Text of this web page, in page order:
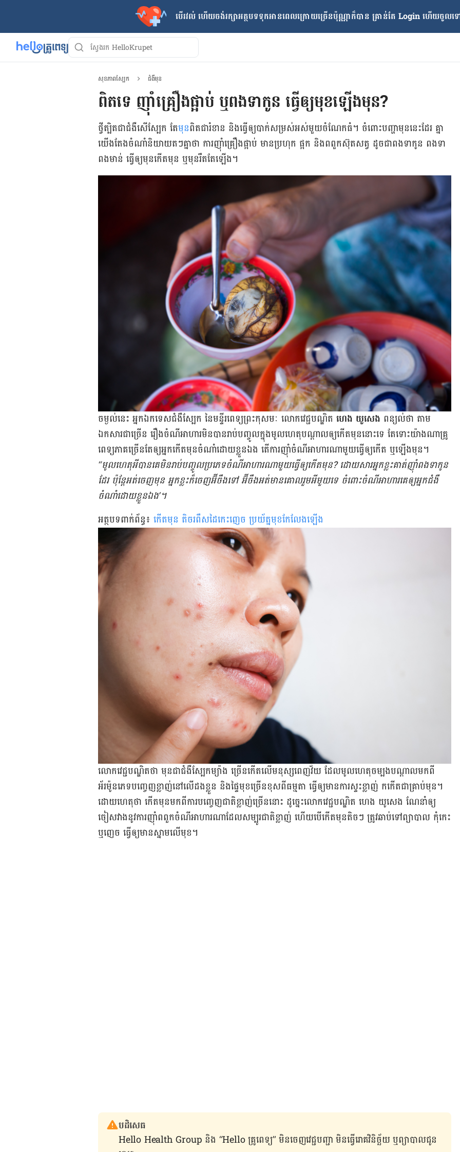
បើរវល់ ហើយចង់​រក្សាអត្ថបទទុកអានពេលក្រោយ​ច្រើនប៉ុណ្ណាក៏បាន គ្រាន់តែ​ Login ហើយចូលទ
សុខភាពស្បែក ជំងឺមុន
ពិត​ទេ ញ៉ាំ​គ្រឿង​ផ្អាប់ ឬ​ពង​ទា​កូន ធ្វើ​ឲ្យ​មុខ​ឡើង​មុន?
ថ្វី​ត្បិត​ជា​ជំងឺ​សើ​ស្បែក តែ​មុន​ពិត​ជា​រំខាន និង​ធ្វើ​ឲ្យ​បាក់​សម្រស់​អស់​មួយ​ចំណែក​ធំ។ ចំពោះ​បញ្ហា​មុន​នេះ​ដែរ គ្នា​
យើង​តែ​ងចំណាំ​និយាយ​តៗ​គ្នា​ថា ការ​ញ៉ាំ​គ្រឿង​ផ្អាប់ មាន​ប្រហុក ផ្អក និងពពួកស៊ុត​សត្វ ដូចជា​ពងទា​កូន ពងទា
ពងមាន់ ធ្វើឲ្យ​មុន​កើត​មុន ឬ​មុន​រឹត​តែ​ឡើង។
ចម្ងល់​នេះ អ្នក​ឯកទេស​ជំងឺ​ស្បែក នៃ​មន្ទីរពេទ្យ​ព្រះកុសមៈ លោក​វេជ្ជបណ្ឌិត ហេង យូសេង ពន្យល់​ថា តាម​
ឯកសារ​ជា​ច្រើន រឿង​ចំណី​អាហារ​មិន​បាន​រាប់​បញ្ចូល​ក្នុង​មូលហេតុ​បណ្តាល​ឲ្យ​កើត​មុន​នោះ​ទេ តែ​ទោះ​យ៉ាង​ណា​គ្រូ
ពេទ្យ​ភាគ​ច្រើន​តែ​ឲ្យ​អ្នក​កើត​មុន​ចំណាំ​ដោយ​ខ្លួន​ឯង តើ​ការ​ញ៉ាំ​ចំណី​អាហារ​ណា​មួយ​ធ្វើ​ឲ្យ​កើត ឬ​ឡើង​មុន។
“មូល​ហេតុអី​បាន​គេ​មិន​រាប់​បញ្ចូល​ប្រភេទ​ចំណី​អាហារ​ណា​មួយ​ធ្វើ​ឲ្យ​កើត​មុន? ដោយសារ​អ្នក​ខ្លះ​គាត់​ញ៉ាំ​ពងទា​កូន​
ដែរ ប៉ុន្តែ​អត់​ចេញ​មុន អ្នក​ខ្លះ​ក៏​ចេញ​អ៊ីចឹង​ទៅ អ៊ីចឹង​អត់​មាន​គោល​រួមអី​មួយ​ទេ ចំពោះ​ចំណី​អាហារ​គេ​ឲ្យ​អ្នក​ជំងឺ​
ចំណាំ​ដោយ​ខ្លួន​ឯង’។
អត្ថបទពាក់ព័ន្ធ៖ កើត​មុន តិច​រពឹសដៃកេះ​ញេច ប្រយ័ត្ន​មុខ​កែ​លែង​ឡើង
លោក​វេជ្ជ​បណ្ឌិតថា មុន​ជា​ជំងឺ​ស្បែក​ម្យ៉ាង ច្រើន​កើត​លើ​មនុស្ស​ពេញ​វ័យ ដែល​មូលហេតុចម្បង​បណ្តាល​មកពី​​
អ័រម៉ូន​ភេទ​បញ្ចេញ​ខ្លាញ់​នៅ​លើ​ដងខ្លួន និង​ផ្ទៃ​មុខ​ច្រើន​ខុស​ពី​ធម្មតា ​ធ្វើ​ឲ្យ​មាន​ការ​ស្ទះ​ខ្លាញ់ កកើត​ជា​គ្រាប់​មុន។
ដោយ​ហេតុ​ថា កើត​មុន​មក​ពី​ការ​បញ្ចេញ​ជាតិ​ខ្លាញ់​ច្រើន​នោះ ដូច្នេះ​លោក​វេជ្ជបណ្ឌិត ហេង យូសេង ណែនាំ​ឲ្យ​
ចៀស​វាង​នូវ​ការ​ញ៉ាំ​ពពួក​ចំណី​អាហារ​ណា​ដែល​សម្បូរ​ជាតិ​ខ្លាញ់ ហើយ​បើ​កើត​មុន​តិចៗ ត្រូវ​ឆាប់​ទៅ​ព្យាបាល កុំកេះ
ឬញេច ធ្វើ​ឲ្យ​មាន​ស្នាម​លើ​មុខ។
បដិសេធ
Hello Health Group និង “Hello គ្រូពេទ្យ” មិន​ចេញ​វេជ្ជបញ្ជា មិន​ធ្វើ​រោគវិនិច្ឆ័យ ឬ​ព្យាបាល​ជូន​